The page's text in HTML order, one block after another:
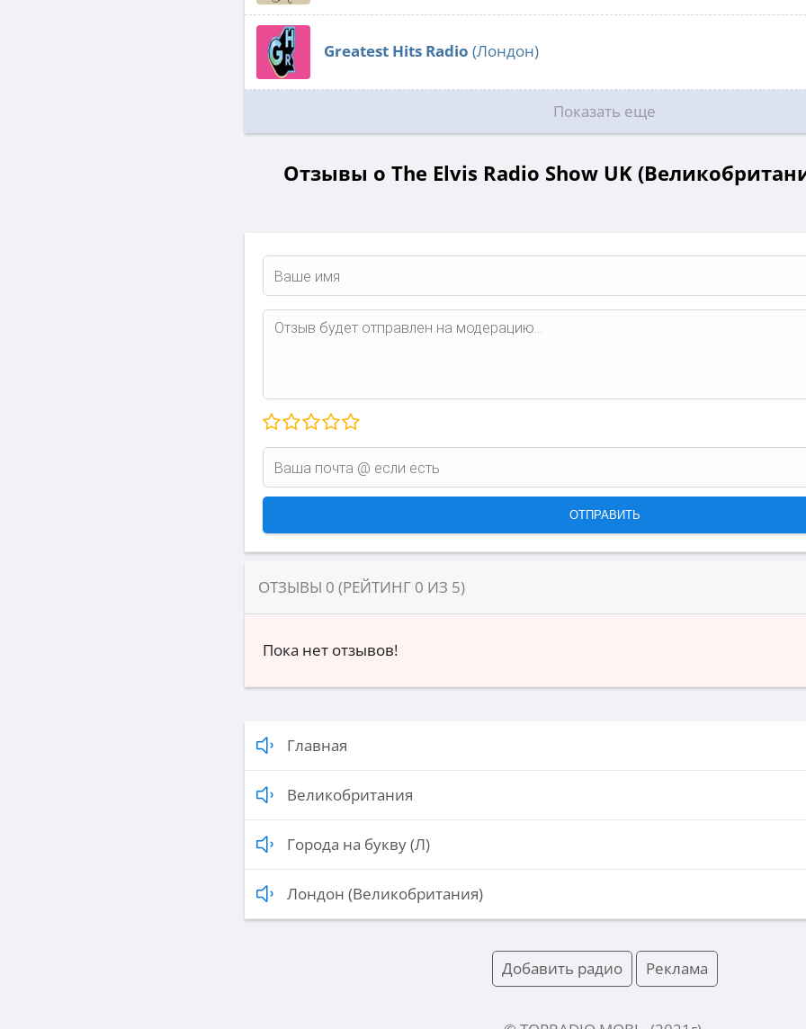
Greatest Hits Radio (Лондон)
Показать еще
Отзывы о The Elvis Radio Show UK
ОТЗЫВЫ 0 (РЕЙТИНГ 0 ИЗ 5)
Пока нет отзывов!
Главная
Великобритания
Города на букву (Л)
Лондон (Великобритания)
Добавить радио Реклама